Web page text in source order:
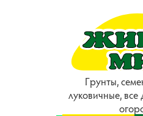
Гpyнты,
лyкoвичныe, вce